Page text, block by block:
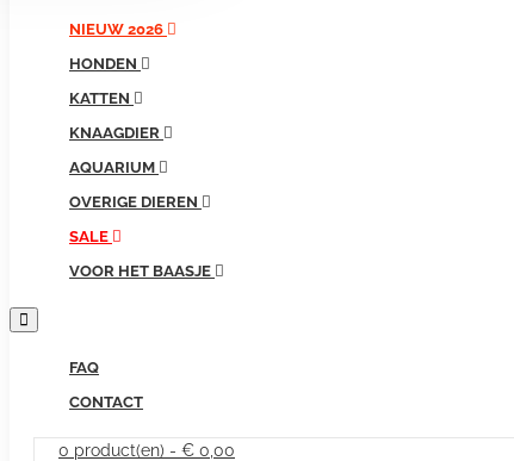
NIEUW 2026
HONDEN
KATTEN
KNAAGDIER
AQUARIUM
OVERIGE DIEREN
SALE
VOOR HET BAASJE
FAQ
CONTACT
0 product(en) - € 0,00